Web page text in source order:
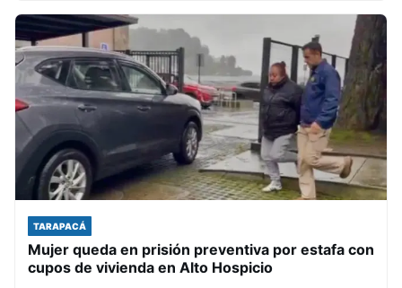
TARAPACÁ
Mujer queda en prisión preventiva por estafa con
cupos de vivienda en Alto Hospicio